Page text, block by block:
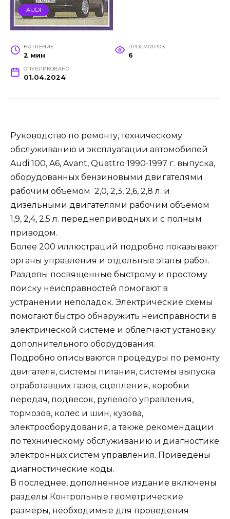
AUDI
НА ЧТЕНИЕ
2 мин
ПРОСМОТРОВ
6
ОПУБЛИКОВАНО
01.04.2024
Руководство по ремонту, техническому
обслуживанию и эксплуатации автомобилей
Audi 100, A6, Avant, Quattro 1990-1997 г. выпуска,
оборудованных бензиновыми двигателями
рабочим объемом 2,0, 2,3, 2,6, 2,8 л. и
дизельными двигателями рабочим объемом
1,9, 2,4, 2,5 л. переднеприводных и с полным
приводом.
Более 200 иллюстраций подробно показывают
органы управления и отдельные этапы работ.
Разделы посвященные быстрому и простому
поиску неисправностей помогают в
устранении неполадок. Электрические схемы
помогают быстро обнаружить неисправности в
электрической системе и облегчают установку
дополнительного оборудования.
Подробно описываются процедуры по ремонту
двигателя, системы питания, системы выпуска
отработавших газов, сцепления, коробки
передач, подвесок, рулевого управления,
тормозов, колес и шин, кузова,
электрооборудования, а также рекомендации
по техническому обслуживанию и диагностике
электронных систем управления. Приведены
диагностические коды.
В последнее, дополненное издание включены
разделы Контрольные геометрические
размеры, необходимые для проведения